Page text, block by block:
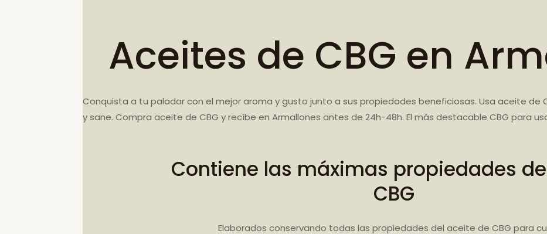
Aceites de CBG en
Conquista a tu paladar con el mejor aroma y gusto junto a sus propiedades beneficiosas. Usa aceite de
y sane. Compra aceite de CBG y recíbe en Armallones antes de 24h-48h. El más destacable CBG para
Contiene las máximas propiedades
CBG
Elaborados conservando todas las propiedades del aceite de CBG para